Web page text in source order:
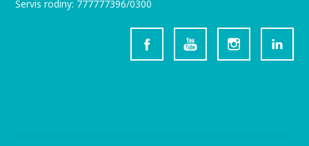
Servis rodiny: 777777396/0300